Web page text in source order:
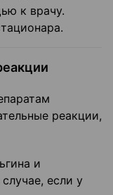
к врачу.
реакции,
и
если у